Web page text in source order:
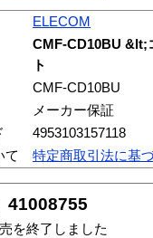
ELECOM
CMF-CD10BU &lt;
ト
CMF-CD10BU
メーカー保証
4953103157118
て
特定商取引法に基
41008755
を終了しました